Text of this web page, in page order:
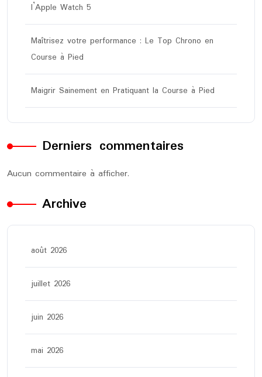
l’Apple Watch 5
Maîtrisez votre performance : Le Top Chrono en
Course à Pied
Maigrir Sainement en Pratiquant la Course à Pied
Derniers commentaires
Aucun commentaire à afficher.
Archive
août 2026
juillet 2026
juin 2026
mai 2026